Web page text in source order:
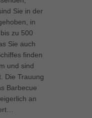
Sie in der
in
zu 500
Sie auch
finden
und sind
Die Trauung
Barbecue
an
geben oder sich
so nur bestimmte
Speichern
Funktionen und sind für